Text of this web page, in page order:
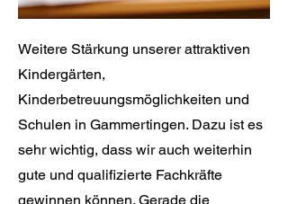
Weitere Stärkung unserer attraktiven
Kindergärten,
Kinderbetreuungsmöglichkeiten und
Schulen in Gammertingen. Dazu ist es
sehr wichtig, dass wir auch weiterhin
gute und qualifizierte Fachkräfte
gewinnen können. Gerade die